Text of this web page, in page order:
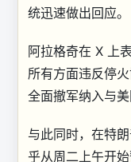
统迅速做出回应。
阿拉格奇在 X 上
所有方面违反停
全面撤军纳入与美
与此同时，在特
乎从周二上午开